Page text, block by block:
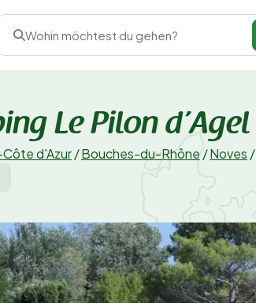
Wohin möchtest du gehen?
Le Pilon d’Agel
d'Azur/Bouches-du-Rhône /Noves /